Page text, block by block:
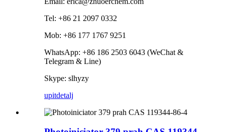
Tel: +86 21 2097 0332
Mob: +86 177 1767 9251
WhatsApp: +86 186 2503 6043 (WeChat &
Telegram & Line)
Skype: slhyzy
upitdetalj